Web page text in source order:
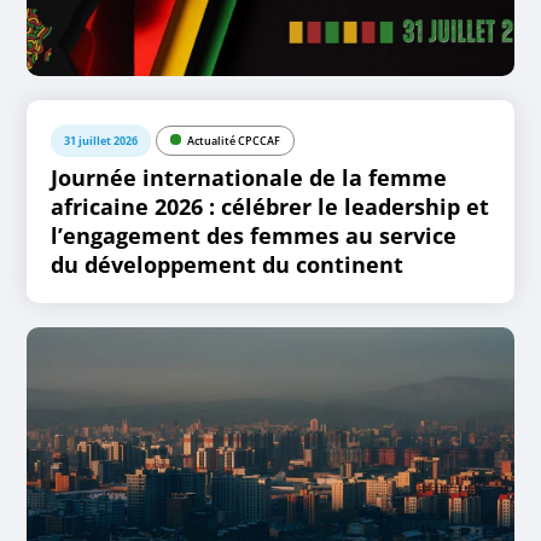
31 juillet 2026 Actualité CPCCAF
Journée internationale de la femme
africaine 2026 : célébrer le leadership et
l’engagement des femmes au service
du développement du continent